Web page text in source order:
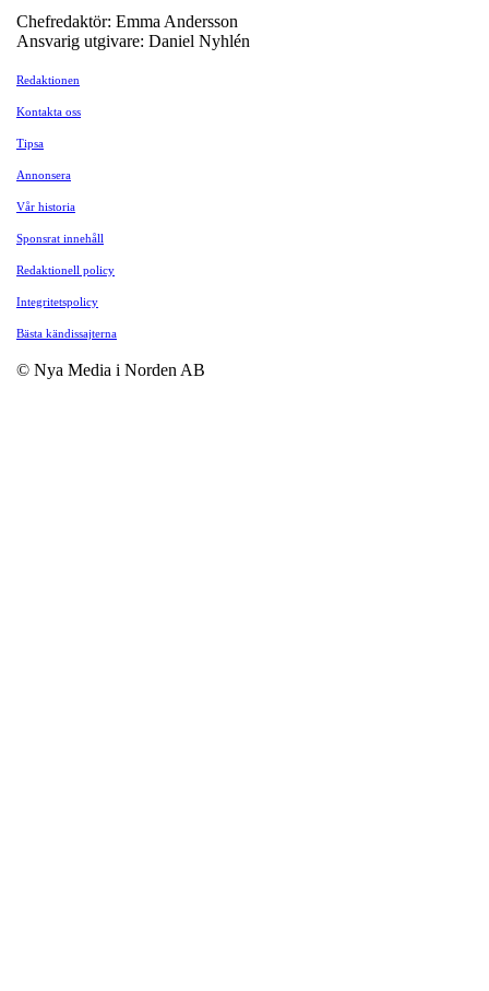
Chefredaktör: Emma Andersson
Ansvarig utgivare: Daniel Nyhlén
Redaktionen
Kontakta oss
Tipsa
Annonsera
Vår historia
Sponsrat innehåll
Redaktionell policy
Integritetspolicy
Bästa kändissajterna
© Nya Media i Norden AB